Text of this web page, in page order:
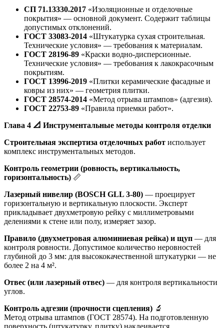
СП 71.13330.2017 «Изоляционные и отделочные
покрытия» — основной документ. Содержит таблицы
допустимых отклонений.
ГОСТ 33083-2014 «Штукатурка сухая строительная.
Технические условия» — требования к материалам.
ГОСТ 28196-89 «Краски водно-дисперсионные.
Технические условия» — требования к лакокрасочным
покрытиям.
ГОСТ 13996-2019 «Плитки керамические фасадные и
ковры из них» — геометрия плитки.
ГОСТ 28574-2014 «Метод отрыва штампов» (адгезия).
ГОСТ 22753-89 «Правила приемки работ».
Глава 4 📐 Инструментальные методы контроля отделки
Строительная экспертиза отделочных работ использует
комплекс инструментальных методов.
Контроль геометрии (ровность, вертикальность,
горизонтальность) 📏
Лазерный нивелир (BOSCH GLL 3-80) — проецирует
горизонтальную и вертикальную плоскости. Эксперт
прикладывает двухметровую рейку с миллиметровыми
делениями к стене или полу, измеряет зазор.
Правило (двухметровая алюминиевая рейка) и щуп — для
контроля ровности. Допустимое количество неровностей
глубиной до 3 мм: для высококачественной штукатурки — не
более 2 на 4 м².
Отвес (или лазерный отвес) — для контроля вертикальности
углов.
Контроль адгезии (прочности сцепления) 🔬
Метод отрыва штампов (ГОСТ 28574). На подготовленную
поверхность (штукатурку, плитку) наклеивается